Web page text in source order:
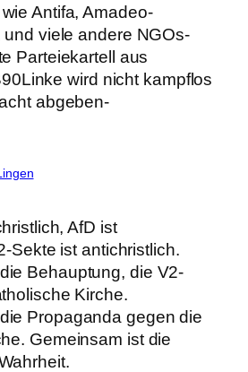
Antifa, Amadeo-
viele andere NGOs-
Parteiekartell aus
wird nicht kampflos
abgeben-
AfD ist
Sekte ist antichristlich.
Behauptung, die V2-
Kirche.
Propaganda gegen die
Gemeinsam ist die